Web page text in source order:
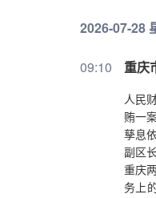
2026-07-28
09:10 重庆
人民
贿一
孳息
副区
重庆
务上